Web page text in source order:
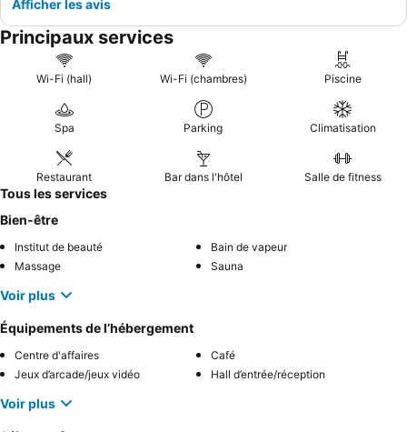
Afficher les avis
Principaux services
Wi-Fi (hall) Wi-Fi (chambres) Piscine
Spa Parking Climatisation
Restaurant Bar dans l'hôtel Salle de fitness
Tous les services
Bien-être
Institut de beauté
Bain de vapeur
Massage
Sauna
Voir plus
Équipements de l’hébergement
Centre d'affaires
Café
Jeux d’arcade/jeux vidéo
Hall d’entrée/réception
Voir plus